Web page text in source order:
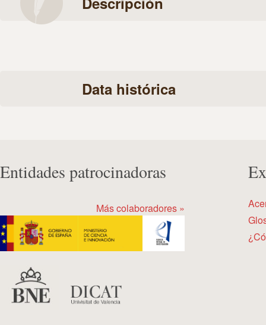
Data histórica
Entidades patrocinadoras
Más colaboradores »